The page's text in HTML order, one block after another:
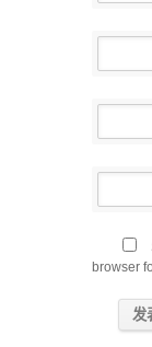
browser